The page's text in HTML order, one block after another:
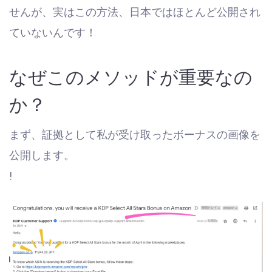
せんが、実はこの方法、日本ではほとんど公開され
ていないんです！
なぜこのメソッドが重要なの
か？
まず、証拠として私が受け取ったボーナスの画像を
公開します。
!